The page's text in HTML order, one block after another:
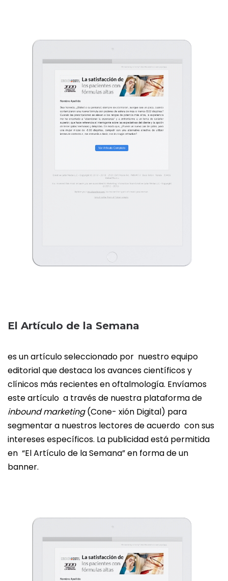
El Artículo de la Semana
es un artículo seleccionado por nuestro equipo
editorial que destaca los avances científicos y
clínicos más recientes en oftalmología. Envíamos
este artículo a través de nuestra plataforma de
inbound marketing(Cone- xión Digital) para
segmentar a nuestros lectores de acuerdo con sus
intereses específicos. La publicidad está permitida
en “El Artículo de la Semana” en forma de un
banner.